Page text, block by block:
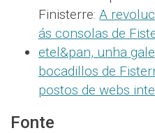
Finisterre: A
ás consolas de
etel&pan, unha
bocadillos de
postos de webs
Fonte